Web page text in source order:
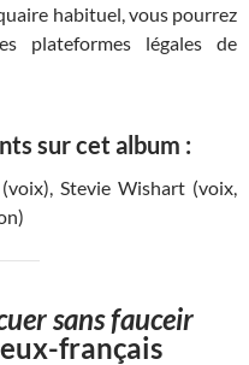
habituel, vous pourrez
plateformes légales de
sur cet album :
Stevie Wishart (voix,
sans fauceir
français